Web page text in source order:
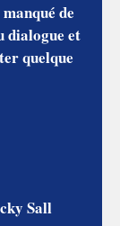
de
dialogue et
quelque
Sall